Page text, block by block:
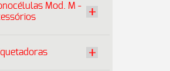
Mod. M -